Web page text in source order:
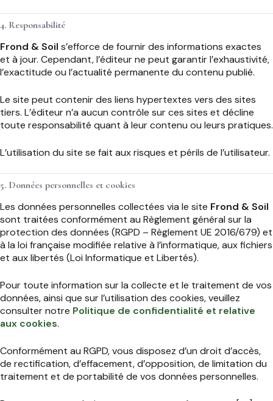
4. Responsabilité
Frond & Soil s’efforce de fournir des informations exactes
et à jour. Cependant, l’éditeur ne peut garantir l’exhaustivité,
l’exactitude ou l’actualité permanente du contenu publié.
Le site peut contenir des liens hypertextes vers des sites
tiers. L’éditeur n’a aucun contrôle sur ces sites et décline
toute responsabilité quant à leur contenu ou leurs pratiques.
L’utilisation du site se fait aux risques et périls de l’utilisateur.
5. Données personnelles et cookies
Les données personnelles collectées via le site Frond & Soil
sont traitées conformément au Règlement général sur la
protection des données (RGPD – Règlement UE 2016/679) et
à la loi française modifiée relative à l’informatique, aux fichiers
et aux libertés (Loi Informatique et Libertés).
Pour toute information sur la collecte et le traitement de vos
données, ainsi que sur l’utilisation des cookies, veuillez
consulter notre Politique de confidentialité et relative
aux cookies.
Conformément au RGPD, vous disposez d’un droit d’accès,
de rectification, d’effacement, d’opposition, de limitation du
traitement et de portabilité de vos données personnelles.